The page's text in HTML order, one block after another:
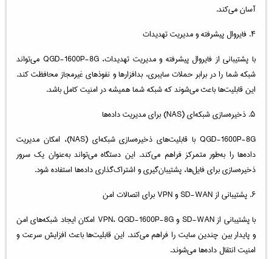
آسان می‌کند.
۴. فایروال پیشرفته و مدیریت تهدیدات
با پشتیبانی از فایروال پیشرفته و مدیریت تهدیدات، QGD-1600P-8G می‌تواند
شبکه شما را در برابر حملات سایبری، بدافزارها و نفوذهای غیرمجاز محافظت کند.
این قابلیت‌ها باعث می‌شوند که شبکه شما همیشه در امنیت کامل باشد.
۵. ذخیره‌سازی شبکه‌ای (NAS) برای مدیریت داده‌ها
QGD-1600P-8G با قابلیت‌های ذخیره‌سازی شبکه‌ای (NAS)، امکان مدیریت
داده‌ها را به‌طور متمرکز فراهم می‌کند. این دستگاه می‌تواند به‌عنوان یک سرور
ذخیره‌سازی برای فایل‌ها، پشتیبان‌گیری و اشتراک‌گذاری داده‌ها استفاده شود.
۶. پشتیبانی از SD-WAN و VPN برای اتصالات امن
با پشتیبانی از SD-WAN و VPN، QGD-1600P-8G امکان ایجاد شبکه‌های امن
و پایدار بین چندین سایت را فراهم می‌کند. این قابلیت‌ها باعث افزایش سرعت و
امنیت انتقال داده‌ها می‌شوند.